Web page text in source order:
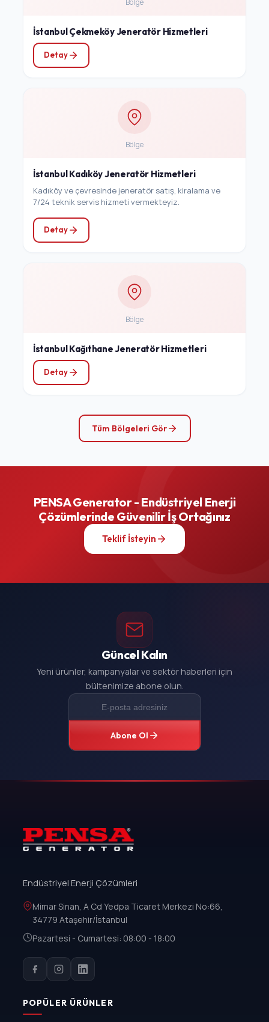
İstanbul Çekmeköy Jeneratör Hizmetleri
Detay
Bölge
İstanbul Kadıköy Jeneratör Hizmetleri
Kadıköy ve çevresinde jeneratör satış, kiralama ve
7/24 teknik servis hizmeti vermekteyiz.
Detay
Bölge
İstanbul Kağıthane Jeneratör Hizmetleri
Detay
Tüm Bölgeleri Gör
PENSA Generator - Endüstriyel Enerji
Çözümlerinde Güvenilir İş Ortağınız
Teklif İsteyin
Güncel Kalın
Yeni ürünler, kampanyalar ve sektör haberleri için
bültenimize abone olun.
Abone Ol
Endüstriyel Enerji Çözümleri
Mimar Sinan, A Cd Yedpa Ticaret Merkezi No:66,
34779 Ataşehir/İstanbul
Pazartesi - Cumartesi: 08:00 - 18:00
POPÜLER ÜRÜNLER